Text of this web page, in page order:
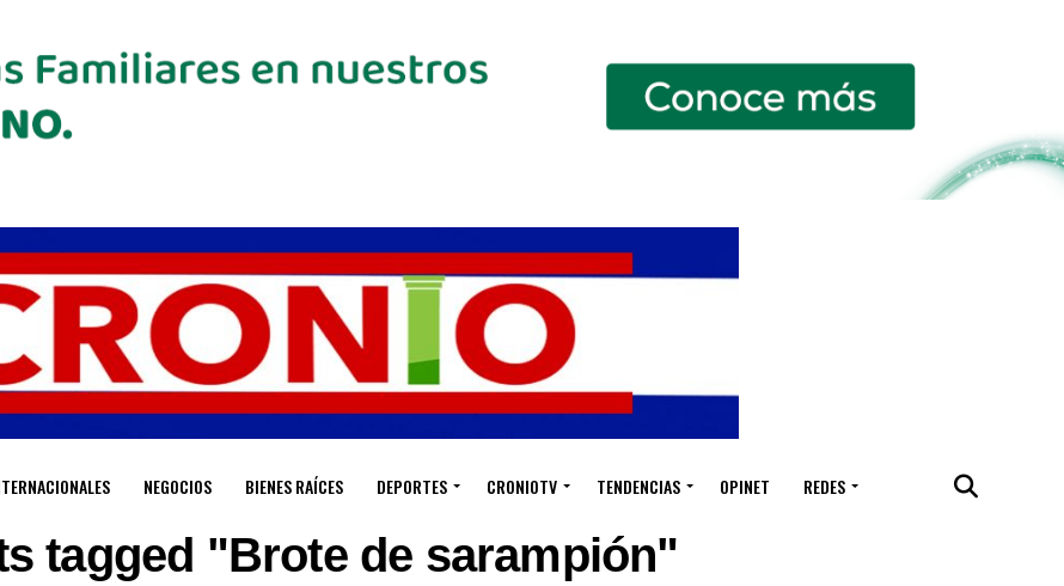
NEGOCIOS BIENES RAÍCES DEPORTES CRONIOTV TENDENCIAS OPINET REDES
tagged "Brote de sarampión"